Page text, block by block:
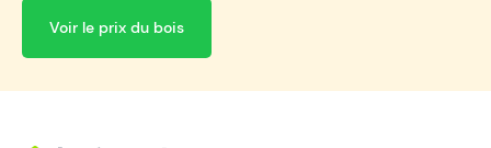
Voir le prix du bois